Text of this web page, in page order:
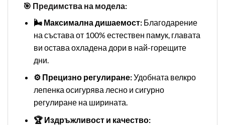
🎯 Предимства на модела:
🌬️ Максимална дишаемост:Благодарение
на състава от 100% естествен памук, главата
ви остава охладена дори в най-горещите
дни.
⚙️ Прецизно регулиране:Удобната велкро
лепенка осигурява лесно и сигурно
регулиране на ширината.
🏆 Издръжливост и качество: